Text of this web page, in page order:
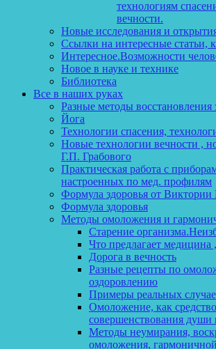
технологиям
вечности.
Новые исследования и
Ссылки на интересные статьи,
Интересное.Возможности
Новое в науке и технике
Библиотека
Все в наших руках
Разные методы восстановления
Йога
Технологии спасения,
Новые технологии вечности ,
Г.П. Грабового
Практическая работа с
настроенных по мед. профилям
Формула здоровья от
Формула здоровья
Методы омоложения и
Старение
Что предлагает медицина
Дорога в вечность
Разные рецепты по
оздоровлению
Примеры реальных
Омоложение, как средство
совершенствования души
Методы неумирания,
омоложения,